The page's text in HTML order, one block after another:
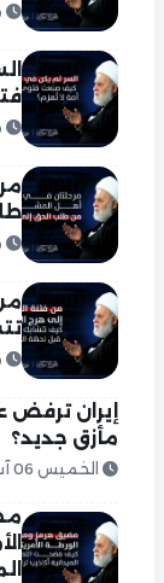
إيران
مأزق جديد؟
الخميس 06 آب 2026